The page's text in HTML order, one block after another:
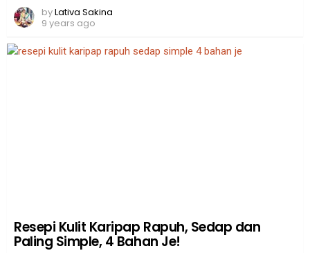
byLativa Sakina
9 years ago
Resepi Kulit Karipap Rapuh, Sedap dan
Paling Simple, 4 Bahan Je!